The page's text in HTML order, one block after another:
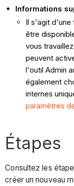
Informations
Il s'agit d'une
être
vous
peuvent
l'outil Admin
également
internes
paramètres
Étapes
Consultez les
créer un nouveau